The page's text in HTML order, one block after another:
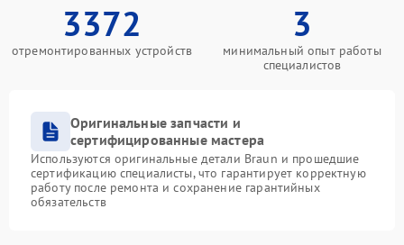
3372
отремонтированных устройств
3
минимальный опыт работы
специалистов
Оригинальные запчасти и
сертифицированные мастера
Используются оригинальные детали Braun и прошедшие
сертификацию специалисты, что гарантирует корректную
работу после ремонта и сохранение гарантийных
обязательств